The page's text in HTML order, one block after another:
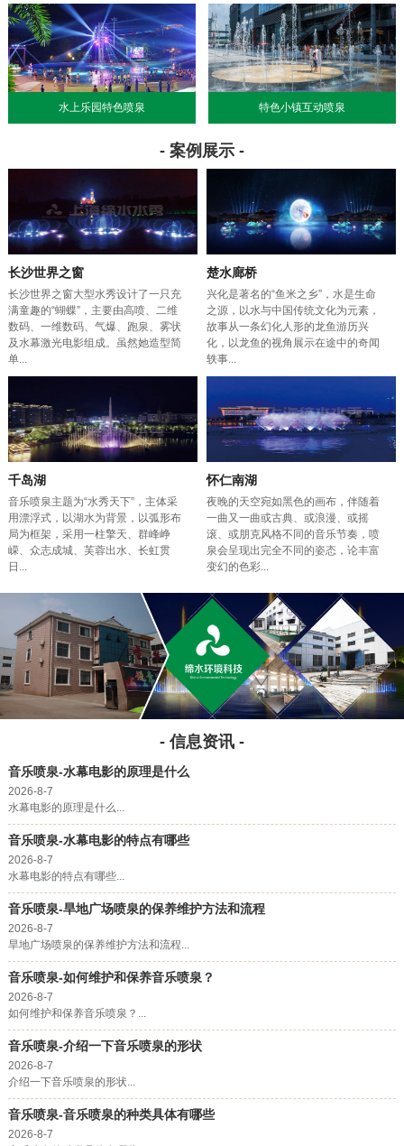
水上乐园特色喷泉 特色小镇互动喷泉
- 案例展示 -
长沙世界之窗
长沙世界之窗大型水秀设计了一只充
满童趣的“蝴蝶”，主要由高喷、二维
数码、一维数码、气爆、跑泉、雾状
及水幕激光电影组成。虽然她造型简
单...
楚水廊桥
兴化是著名的“鱼米之乡”，水是生命
之源，以水与中国传统文化为元素，
故事从一条幻化人形的龙鱼游历兴
化，以龙鱼的视角展示在途中的奇闻
轶事...
千岛湖
音乐喷泉主题为“水秀天下”，主体采
用漂浮式，以湖水为背景，以弧形布
局为框架，采用一柱擎天、群峰峥
嵘、众志成城、芙蓉出水、长虹贯
日...
怀仁南湖
夜晚的天空宛如黑色的画布，伴随着
一曲又一曲或古典、或浪漫、或摇
滚、或朋克风格不同的音乐节奏，喷
泉会呈现出完全不同的姿态，论丰富
变幻的色彩...
- 信息资讯 -
音乐喷泉-水幕电影的原理是什么
2026-8-7
水幕电影的原理是什么...
音乐喷泉-水幕电影的特点有哪些
2026-8-7
水幕电影的特点有哪些...
音乐喷泉-旱地广场喷泉的保养维护方法和流程
2026-8-7
旱地广场喷泉的保养维护方法和流程...
音乐喷泉-如何维护和保养音乐喷泉？
2026-8-7
如何维护和保养音乐喷泉？...
音乐喷泉-介绍一下音乐喷泉的形状
2026-8-7
介绍一下音乐喷泉的形状...
音乐喷泉-音乐喷泉的种类具体有哪些
2026-8-7